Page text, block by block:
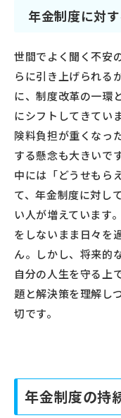
年金制度に対
世間でよく聞く不安
らに引き上げられる
に、制度改革の一環
にシフトしてきてい
険料負担が重くなっ
する懸念も大きいで
中には「どうせもら
て、年金制度に対し
い人が増えています
をしないまま日々を
ん。しかし、将来的
自分の人生を守る上
題と解決策を理解し
切です。
年金制度の持